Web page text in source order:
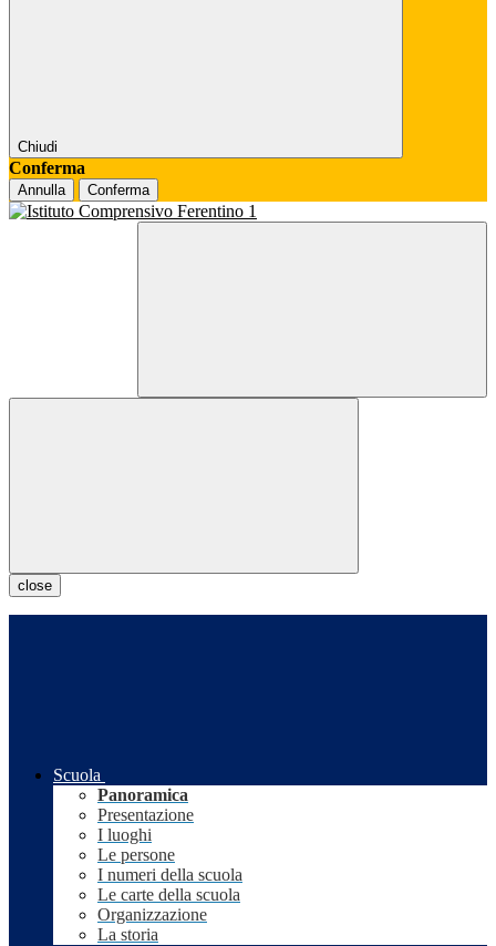
Chiudi
Conferma
Annulla Conferma
close
Scuola
Panoramica
Presentazione
I luoghi
Le persone
I numeri della scuola
Le carte della scuola
Organizzazione
La storia